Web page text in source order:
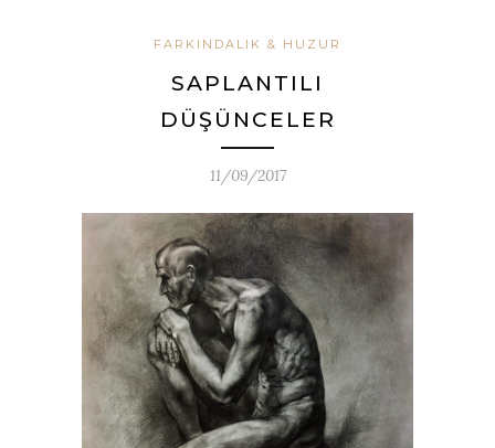
FARKINDALIK & HUZUR
SAPLANTILI
DÜŞÜNCELER
11/09/2017